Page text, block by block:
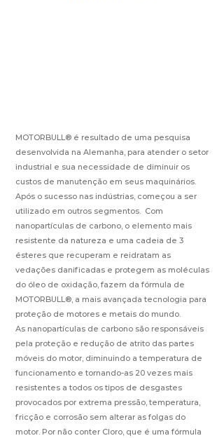
MOTORBULL® é resultado de uma pesquisa
desenvolvida na Alemanha, para atender o setor
industrial e sua necessidade de diminuir os
custos de manutenção em seus maquinários.
Após o sucesso nas indústrias, começou a ser
utilizado em outros segmentos. Com
nanopartículas de carbono, o elemento mais
resistente da natureza e uma cadeia de 3
ésteres que recuperam e reidratam as
vedações danificadas e protegem as moléculas
do óleo de oxidação, fazem da fórmula de
MOTORBULL®, a mais avançada tecnologia para
proteção de motores e metais do mundo.
As nanopartículas de carbono são responsáveis
pela proteção e redução de atrito das partes
móveis do motor, diminuindo a temperatura de
funcionamento e tornando-as 20 vezes mais
resistentes a todos os tipos de desgastes
provocados por extrema pressão, temperatura,
fricção e corrosão sem alterar as folgas do
motor. Por não conter Cloro, que é uma fórmula